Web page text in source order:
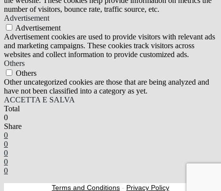
number of visitors, bounce rate, traffic source, etc.
Advertisement
Advertisement
Advertisement cookies are used to provide visitors with relevant ads
and marketing campaigns. These cookies track visitors across
websites and collect information to provide customized ads.
Others
Others
Other uncategorized cookies are those that are being analyzed and
have not been classified into a category as yet.
ACCETTA E SALVA
Total
0
Share
0
0
0
0
0
Terms and Conditions - Privacy Policy